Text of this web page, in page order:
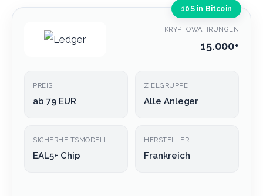
10$ in Bitcoin
KRYPTOWÄHRUNGEN
15.000+
PREIS
ab 79 EUR
ZIELGRUPPE
Alle Anleger
SICHERHEITSMODELL
EAL5+ Chip
HERSTELLER
Frankreich